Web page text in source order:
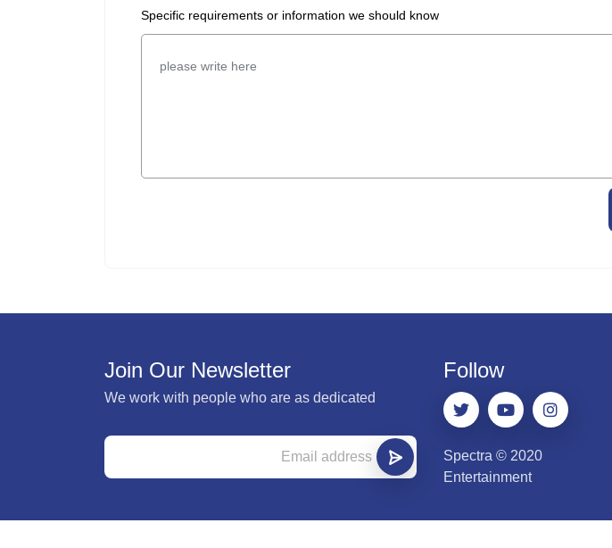
Specific requirements or information we should know
please write here
Follow
2020 © Spectra
Entertainment
Join Our Newsletter
We work with people who are as dedicated